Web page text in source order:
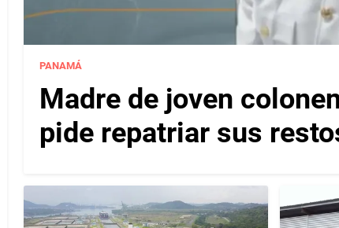
PANAMÁ
Madre de joven
pide repatriar sus